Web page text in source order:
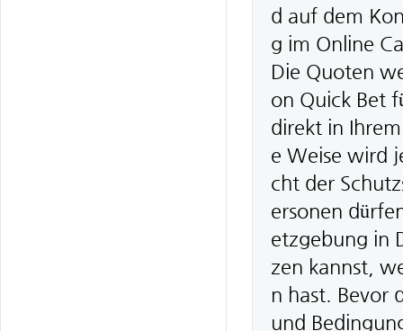
d auf dem
g im Online
Die Quoten
on Quick Bet
direkt in
e Weise wird
cht der
ersonen
etzgebung in
zen kannst,
n hast. Bevor
und